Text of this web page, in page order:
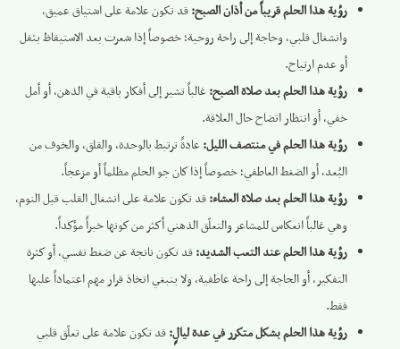
رؤية هذا الحلم قريباً من أذان الصبح:قد تكون علامة على اشتياق عميق،
وانشغال قلبي، وحاجة إلى راحة روحية؛ خصوصاً إذا شعرت بعد الاستيقاظ بثقل
أو عدم ارتياح.
رؤية هذا الحلم بعد صلاة الصبح:غالباً تشير إلى أفكار باقية في الذهن، أو أمل
خفي، أو انتظار اتضاح حال العلاقة.
رؤية هذا الحلم في منتصف الليل:عادةً ترتبط بالوحدة، والقلق، والخوف من
البُعد، أو الضغط العاطفي؛ خصوصاً إذا كان جو الحلم مظلماً أو مزعجاً.
رؤية هذا الحلم بعد صلاة العشاء:قد تكون علامة على انشغال القلب قبل النوم،
وهي غالباً انعكاس للمشاعر والتعلّق الذهني أكثر من كونها خبراً مؤكداً.
رؤية هذا الحلم عند التعب الشديد:قد تكون ناتجة عن ضغط نفسي، أو كثرة
التفكير، أو الحاجة إلى راحة عاطفية، ولا ينبغي اتخاذ قرار مهم اعتماداً عليها
فقط.
رؤية هذا الحلم بشكل متكرر في عدة ليالٍ:قد تكون علامة على تعلّق قلبي